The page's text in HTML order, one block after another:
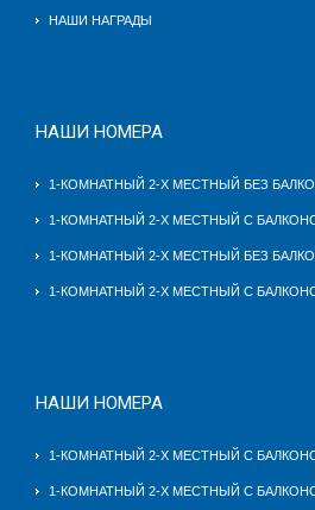
НАШИ НАГРАДЫ
НАШИ НОМЕРА
1-КОМНАТНЫЙ 2-Х МЕСТНЫЙ БЕЗ
1-КОМНАТНЫЙ 2-Х МЕСТНЫЙ С
1-КОМНАТНЫЙ 2-Х МЕСТНЫЙ БЕЗ
1-КОМНАТНЫЙ 2-Х МЕСТНЫЙ C
НАШИ НОМЕРА
1-КОМНАТНЫЙ 2-Х МЕСТНЫЙ С
1-КОМНАТНЫЙ 2-Х МЕСТНЫЙ C